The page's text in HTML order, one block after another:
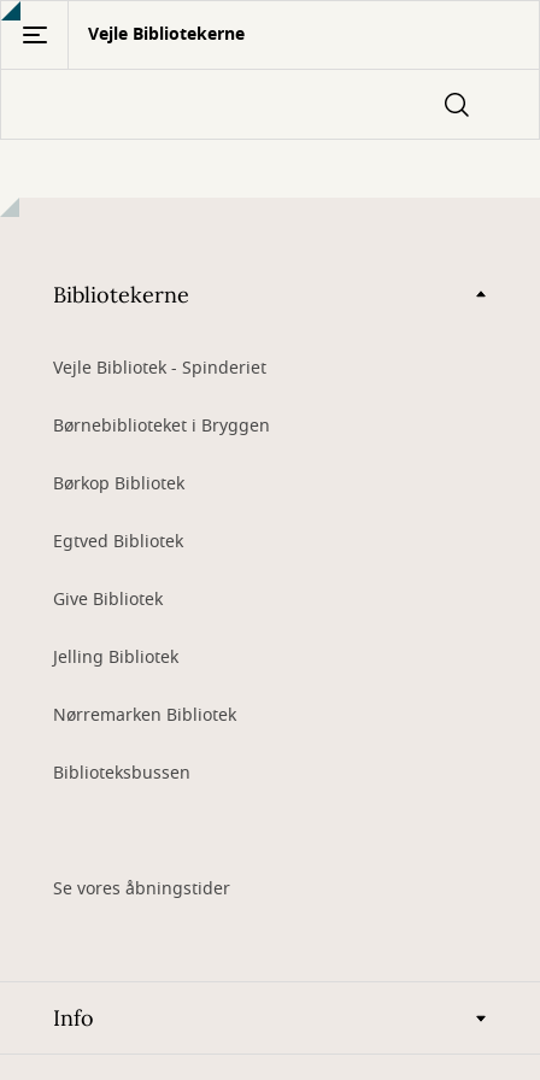
Gå
hovedindhold
Vejle Bibliotekerne
Bibliotekerne
Vejle Bibliotek - Spinderiet
Børnebiblioteket i Bryggen
Børkop Bibliotek
Egtved Bibliotek
Give Bibliotek
Jelling Bibliotek
Nørremarken Bibliotek
Biblioteksbussen
Se vores åbningstider
Info